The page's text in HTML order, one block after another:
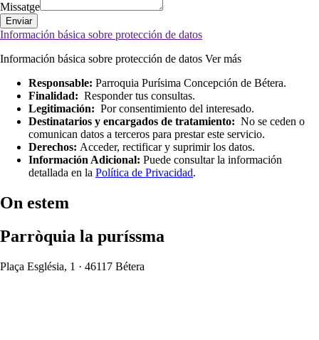
Missatge
Enviar
Información básica sobre protección de datos
Información básica sobre protección de datos Ver más
Responsable: Parroquia Purísima Concepción de Bétera.
Finalidad: Responder tus consultas.
Legitimación: Por consentimiento del interesado.
Destinatarios y encargados de tratamiento: No se ceden o
comunican datos a terceros para prestar este servicio.
Derechos: Acceder, rectificar y suprimir los datos.
Información Adicional: Puede consultar la información
detallada en la Política de Privacidad.
On estem
Parròquia la puríssma
Plaça Església, 1 · 46117 Bétera